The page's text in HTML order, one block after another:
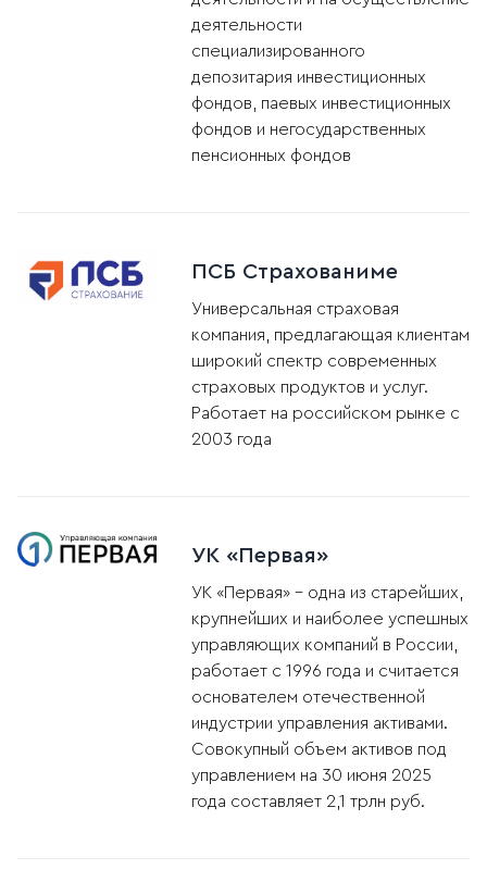
деятельности
специализированного
депозитария инвестиционных
фондов, паевых инвестиционных
фондов и негосударственных
пенсионных фондов
ПСБ Страхованиме
Универсальная страховая
компания, предлагающая клиентам
широкий спектр современных
страховых продуктов и услуг.
Работает на российском рынке с
2003 года
УК «Первая»
УК «Первая» – одна из старейших,
крупнейших и наиболее успешных
управляющих компаний в России,
работает с 1996 года и считается
основателем отечественной
индустрии управления активами.
Совокупный объем активов под
управлением на 30 июня 2025
года составляет 2,1 трлн руб.